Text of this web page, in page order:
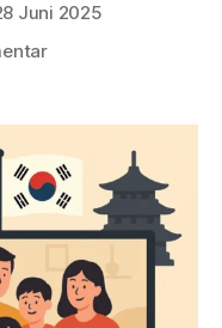
Juni 2025
pada
Korea
Selatan
melalui
Drama
Keluarga